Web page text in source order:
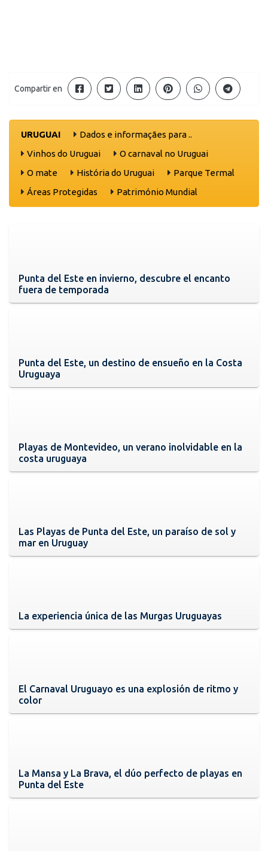
Compartir en
URUGUAI
Dados e informaçães para ..
Vinhos do Uruguai
O carnaval no Uruguai
O mate
História do Uruguai
Parque Termal
Áreas Protegidas
Património Mundial
Punta del Este en invierno, descubre el encanto
fuera de temporada
Punta del Este, un destino de ensueño en la Costa
Uruguaya
Playas de Montevideo, un verano inolvidable en la
costa uruguaya
Las Playas de Punta del Este, un paraíso de sol y
mar en Uruguay
La experiencia única de las Murgas Uruguayas
El Carnaval Uruguayo es una explosión de ritmo y
color
La Mansa y La Brava, el dúo perfecto de playas en
Punta del Este